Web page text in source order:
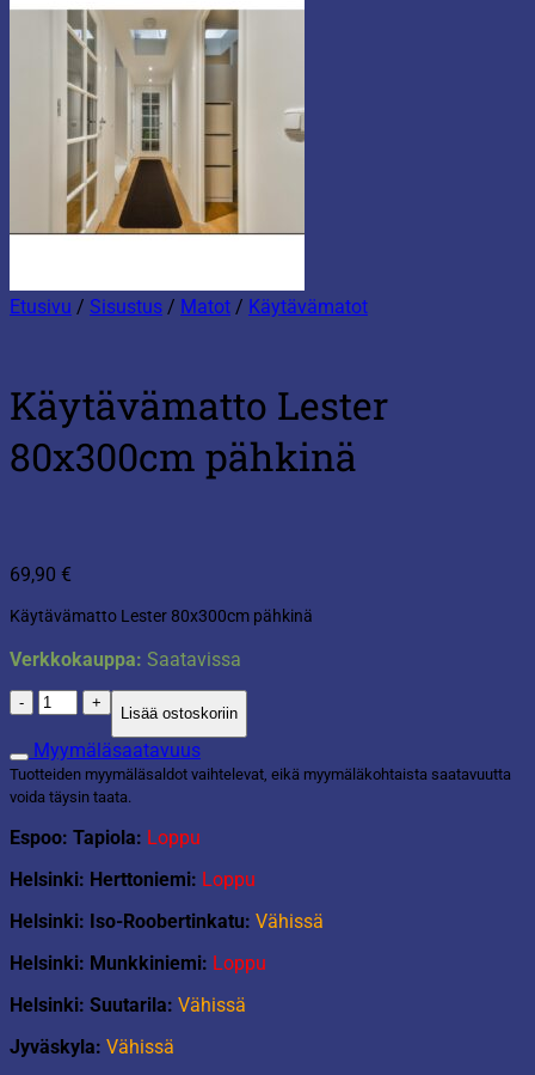
Etusivu / Sisustus / Matot / Käytävämatot
Käytävämatto Lester
80x300cm pähkinä
69,90 €
Käytävämatto Lester 80x300cm pähkinä
Verkkokauppa: Saatavissa
Käytävämatto
Lester
80x300cm
pähkinä
määrä
Lisää ostoskoriin
Myymäläsaatavuus
Tuotteiden myymäläsaldot vaihtelevat, eikä myymäläkohtaista saatavuutta
voida täysin taata.
Espoo: Tapiola: Loppu
Helsinki: Herttoniemi: Loppu
Helsinki: Iso-Roobertinkatu: Vähissä
Helsinki: Munkkiniemi: Loppu
Helsinki: Suutarila: Vähissä
Jyväskyla: Vähissä